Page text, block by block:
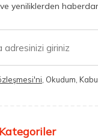
yeniliklerden
, Okudum,